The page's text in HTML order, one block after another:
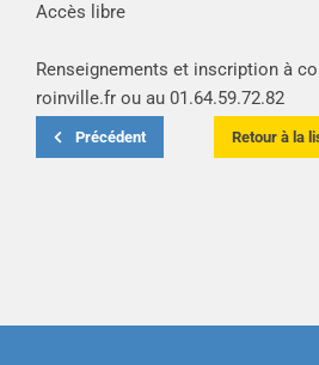
Accès libre
Renseignements et inscription à
roinville.fr ou au 01.64.59.72.82
Précédent Retour à la